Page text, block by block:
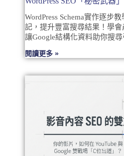
WordPress Schema實作逐步
記，提升豐富搜尋結果！學會
讓Google結構化資料助你搜尋
閱讀更多 »